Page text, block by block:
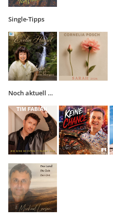
Single-Tipps
Noch aktuell …